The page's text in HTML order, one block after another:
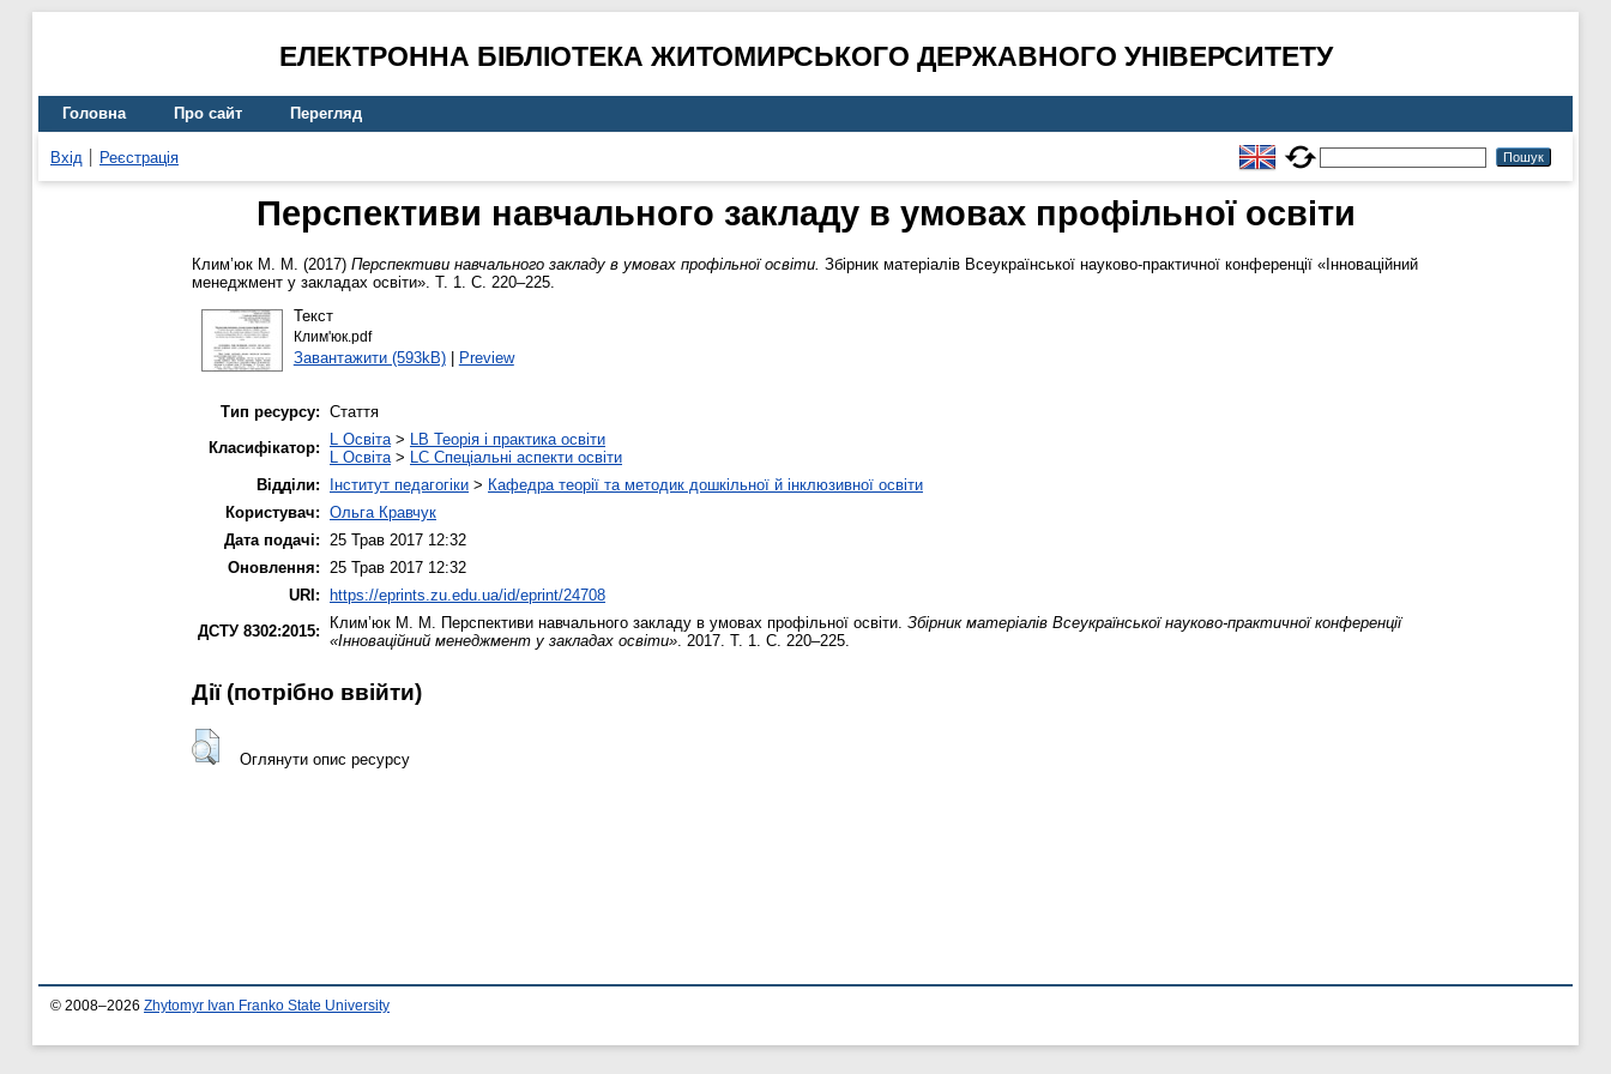
ЕЛЕКТРОННА БІБЛІОТЕКА ЖИТОМИРСЬКОГО ДЕРЖАВНОГО УНІВЕРСИТЕТУ
Головна Про сайт Перегляд
Вхід Реєстрація
Перспективи навчального закладу в умовах профільної освіти
Клим’юк М. М. (2017) Перспективи навчального закладу в умовах профільної освіти. Збірник матеріалів Всеукраїнської науково-практичної конференції «Інноваційний
менеджмент у закладах освіти». Т. 1. С. 220–225.
Текст
Клим'юк.pdf
Завантажити (593kB)| Preview
Тип ресурсу: Стаття
Класифікатор:
L Освіта> LB Теорія і практика освіти
L Освіта> LC Спеціальні аспекти освіти
Відділи:
Інститут педагогіки > Кафедра теорії та методик дошкільної й інклюзивної освіти
Користувач: Ольга Кравчук
Дата подачі: 25 Трав 2017 12:32
Оновлення: 25 Трав 2017 12:32
URI:
https://eprints.zu.edu.ua/id/eprint/24708
ДСТУ 8302:2015:
Клим’юк М. М. Перспективи навчального закладу в умовах профільної освіти. Збірник матеріалів Всеукраїнської науково-практичної конференції
«Інноваційний менеджмент у закладах освіти». 2017. Т. 1. С. 220–225.
Дії ​​(потрібно ввійти)
Оглянути опис ресурсу
© 2008–2026 Zhytomyr Ivan Franko State University